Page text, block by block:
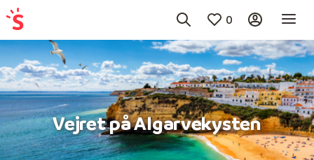
0
Vejret på Algarvekysten